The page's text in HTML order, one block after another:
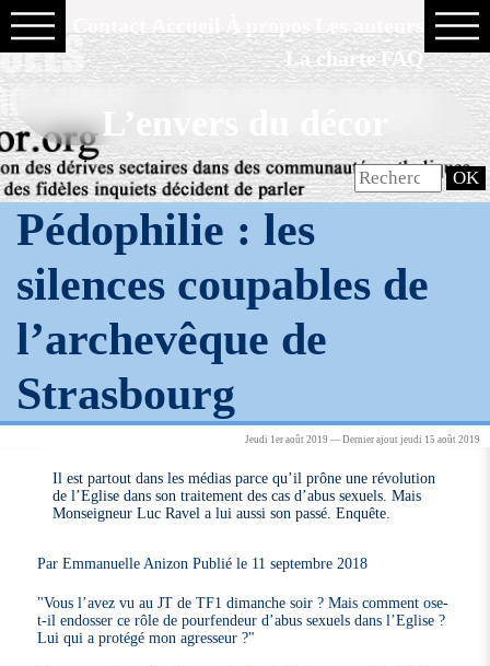
La charte FAQ
L’envers du décor
Pédophilie : les
silences coupables de
l’archevêque de
Strasbourg
Jeudi 1er août 2019 — Dernier ajout jeudi 15 août 2019
Il est partout dans les médias parce qu’il prône une révolution
de l’Eglise dans son traitement des cas d’abus sexuels. Mais
Monseigneur Luc Ravel a lui aussi son passé. Enquête.
Par Emmanuelle Anizon Publié le 11 septembre 2018
"Vous l’avez vu au JT de TF1 dimanche soir ? Mais comment ose-
t-il endosser ce rôle de pourfendeur d’abus sexuels dans l’Eglise ?
Lui qui a protégé mon agresseur ?"